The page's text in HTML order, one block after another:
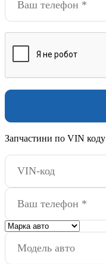
Запчастини по VIN коду